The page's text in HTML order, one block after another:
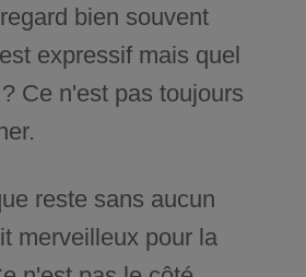
bien souvent
expressif mais quel
Ce n'est pas toujours
reste sans aucun
merveilleux pour la